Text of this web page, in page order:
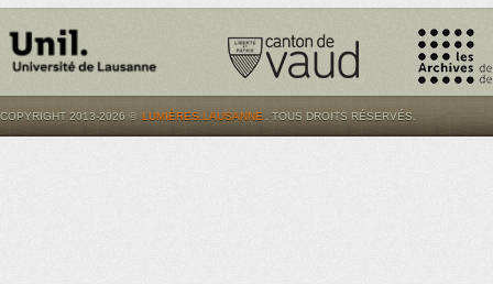
COPYRIGHT 2013-2026 © LUMIÈRES.LAUSANNE . TOUS DROITS RÉSERVÉS.